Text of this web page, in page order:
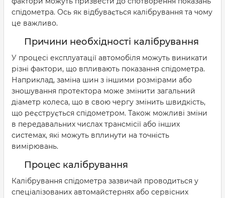
спідометра. Ось як відбувається калібрування та чому
це важливо.
Причини необхідності калібрування
У процесі експлуатації автомобіля можуть виникати
різні фактори, що впливають показання спідометра.
Наприклад, заміна шин з іншими розмірами або
зношування протектора може змінити загальний
діаметр колеса, що в свою чергу змінить швидкість,
що реєструється спідометром. Також можливі зміни
в передавальних числах трансмісії або інших
системах, які можуть вплинути на точність
вимірювань.
Процес калібрування
Калібрування спідометра зазвичай проводиться у
спеціалізованих автомайстернях або сервісних